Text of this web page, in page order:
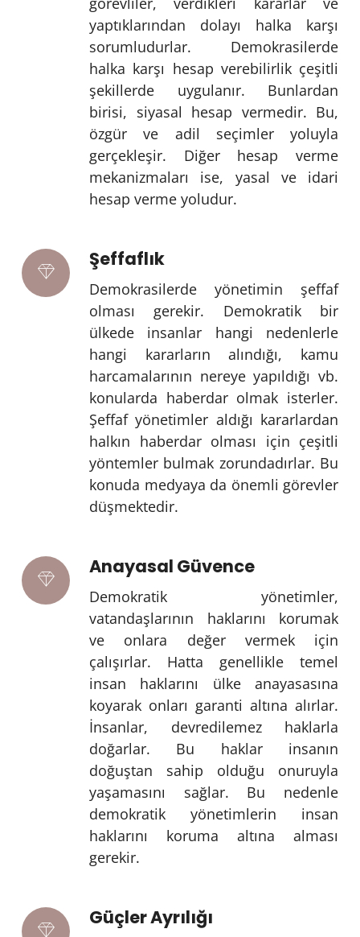
yaptıklarından dolayı halka karşı
sorumludurlar. Demokrasilerde
halka karşı hesap verebilirlik çeşitli
şekillerde uygulanır. Bunlardan
birisi, siyasal hesap vermedir. Bu,
özgür ve adil seçimler yoluyla
gerçekleşir. Diğer hesap verme
mekanizmaları ise, yasal ve idari
hesap verme yoludur.
Şeffaflık
Demokrasilerde yönetimin şeffaf
olması gerekir. Demokratik bir
ülkede insanlar hangi nedenlerle
hangi kararların alındığı, kamu
harcamalarının nereye yapıldığı vb.
konularda haberdar olmak isterler.
Şeffaf yönetimler aldığı kararlardan
halkın haberdar olması için çeşitli
yöntemler bulmak zorundadırlar. Bu
konuda medyaya da önemli görevler
düşmektedir.
Anayasal Güvence
Demokratik yönetimler,
vatandaşlarının haklarını korumak
ve onlara değer vermek için
çalışırlar. Hatta genellikle temel
insan haklarını ülke anayasasına
koyarak onları garanti altına alırlar.
İnsanlar, devredilemez haklarla
doğarlar. Bu haklar insanın
doğuştan sahip olduğu onuruyla
yaşamasını sağlar. Bu nedenle
demokratik yönetimlerin insan
haklarını koruma altına alması
gerekir.
Güçler Ayrılığı